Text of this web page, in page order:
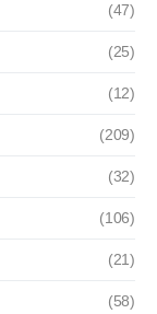
(47)
(25)
(12)
(209)
(32)
(106)
(21)
(58)